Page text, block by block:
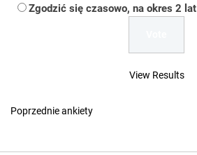
Zgodzić się czasowo, na okres 2 lat
View Results
Poprzednie ankiety